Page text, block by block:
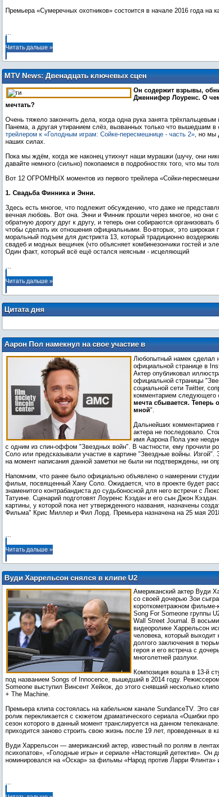
Премьера «Сумеречных охотников» состоится в начале 2016 года на
...
Читать дальше »
MTV News: Двенадцать ключевых сцен
в трейлере «Сойки-пересмешницы –
часть 2»
Он содержит взрывы,
Дженнифер Лоуренс. О
мечтать?
Очень тяжело закончить дела, когда одна рука занята трёхпальцевым
Панема, а другая утиранием слёз, вызванных только что вышедшим в
трейлером к «Голодным играм: Сойке-пересмешнице - часть 2», но мы
наших силах.
Пока мы ждём, когда же наконец утихнут наши мурашки (шучу, они
давайте немного (сильно) покопаемся в подробностях того, что мы
Вот 12 ОГРОМНЫХ моментов из первого трейлера «Сойки-
1. Свадьба Финника и Энни.
Здесь есть многое, что подлежит обсуждению, что даже не
вечная любовь. Вот она. Энни и Финник прошли через многое, но они
обратную дорогу друг к другу, и теперь они собираются организовать
чтобы сделать их отношения официальными. Во-вторых, это широкая
моральный подъем для дистрикта 13, который традиционно
свадеб и модных вещичек (что объясняет комбинезончики гостей и
...
Читать дальше »
Цитата дня
Аарон Пол намекнул на свое участие в
"Звездных войнах"
Любопытный намек сделал
официальной странице в
Актер опубликовал
официальной страницы
социальной сети Twitter,
комментарием следующего
мечта сбывается. Теперь
мной".
Дальнейших комментариев
актера не последовало.
имя Аарона Пола уже
с одним из спин-оффом "Звездных войн". В частности, ему прочили
Соло или предсказывали участие в картине "Звездные войны. Изгой".
на момент написания данной заметки не были ни подтверждены, ни
Напомним, что ранее было официально объявлено о намерении
фильм, посвященный Хану Соло. Ожидается, что в проекте будет
знаменитого контрабандиста до судьбоносной для него встречи с
Татуине. Сценарий подготовят Лоуренс Кэздан и его сын Джон
картины, у которой пока нет утвержденного названия, назначены
Фильма" Крис Миллер и Фил Лорд. Премьера назначена на 25 мая
...
Читать дальше »
Вуди Харрельсон снялся в клипе U2
Американский актер Вуди
со своей дочерью Зои
короткометражном фильме-
Song For Someone группы
Wall Street Journal. В
видеоролике Харрельсон
человека, который выходит
долгого заключения в
героя и его встреча с
многолетней разлуки.
Композиция вошла в 13-й
под названием Songs of Innocence, вышедший в 2014 году.
Someone выступил Винсент Хейкок, до этого снявший несколько
+ The Machine.
Премьера клипа состоялась на кабельном канале SundanceTV. Это
ролик перекликается с сюжетом драматического сериала «Ошибки
сезон которого в данный момент транслируется на данном
приходится заново строить свою жизнь после 19 лет, проведенных в
Вуди Харрельсон — американский актер, известный по ролям в
психопатов», «Голодные игры» и сериале «Настоящий детектив». Он
номинировался на «Оскар» за фильмы «Народ против Ларри Флинта»
...